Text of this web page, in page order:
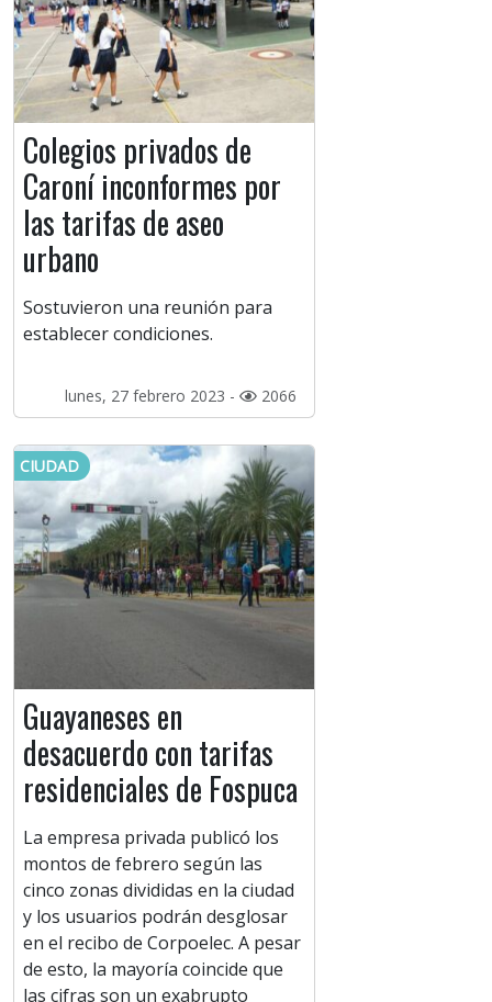
Colegios privados de
Caroní inconformes por
las tarifas de aseo
urbano
Sostuvieron una reunión para
establecer condiciones.
lunes, 27 febrero 2023 - 2066
CIUDAD
Guayaneses en
desacuerdo con tarifas
residenciales de Fospuca
La empresa privada publicó los
montos de febrero según las
cinco zonas divididas en la ciudad
y los usuarios podrán desglosar
en el recibo de Corpoelec. A pesar
de esto, la mayoría coincide que
las cifras son un exabrupto